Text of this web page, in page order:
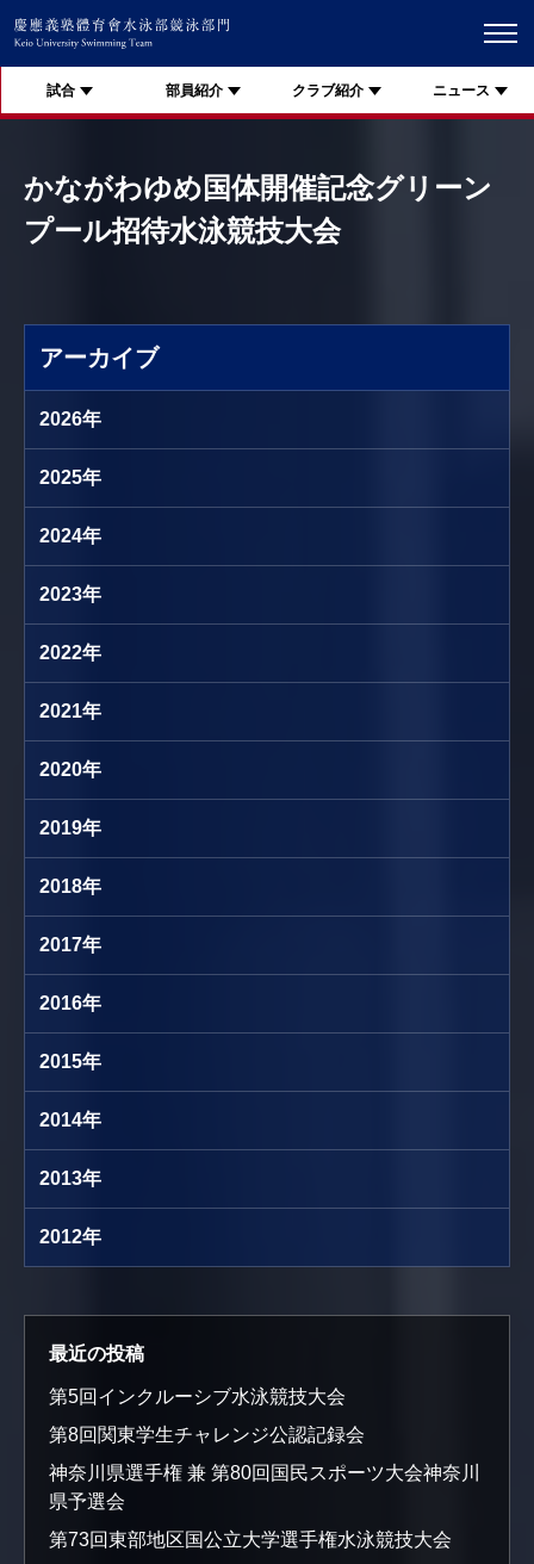
試合 部員紹介 クラブ紹介 ニュース
かながわゆめ国体開催記念グリーン
プール招待水泳競技大会
アーカイブ
2026年
2025年
2024年
2023年
2022年
2021年
2020年
2019年
2018年
2017年
2016年
2015年
2014年
2013年
2012年
最近の投稿
第5回インクルーシブ水泳競技大会
第8回関東学生チャレンジ公認記録会
神奈川県選手権 兼 第80回国民スポーツ大会神奈川
県予選会
第73回東部地区国公立大学選手権水泳競技大会